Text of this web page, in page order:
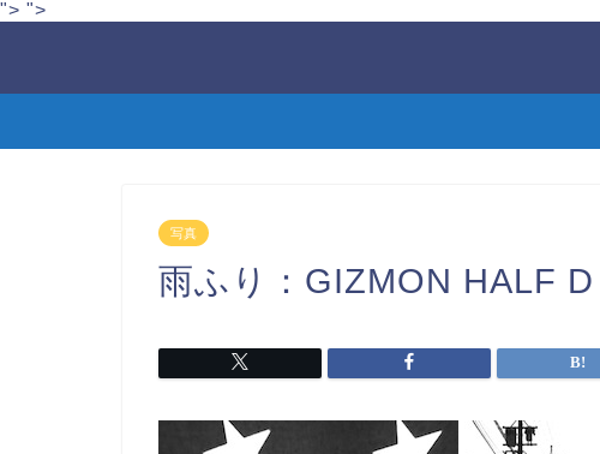
"> ">
写真
雨ふり：GIZMON HALF D